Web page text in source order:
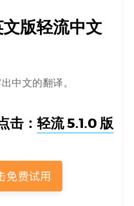
版轻流中文
中文的翻译。
击： 轻流 5.1.0 版